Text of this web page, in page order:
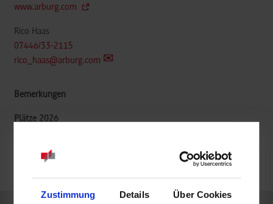
Zustimmung Details Über Cookies
www.arburg.com
Rico Haas
07446/33-2115
rico_haas@arburg.com